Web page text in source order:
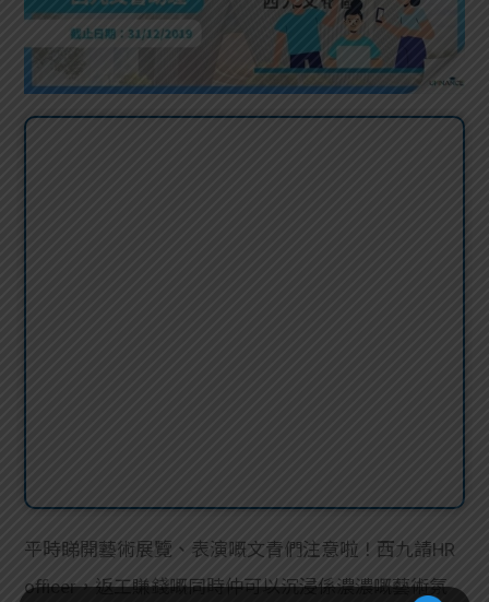
平時睇開藝術展覽、表演嘅文青們注意啦！西九請HR
officer，返工賺錢嘅同時仲可以沉浸係濃濃嘅藝術氛